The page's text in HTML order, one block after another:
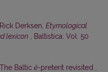
Rick Derksen, Etymological
lexicon
Baltistica: Vol. 50
The Baltic ē-preterit revisited